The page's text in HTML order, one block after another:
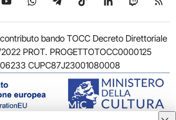
bando TOCC Decreto Direttoriale
PROT. PROGETTOTOCC0000125
CUPC87J23001080008